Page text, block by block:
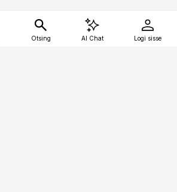
Otsing AI Chat Logi sisse